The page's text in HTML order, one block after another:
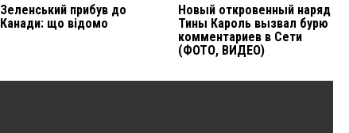
Зеленський прибув до
Канади: що відомо
Новый откровенный наряд
Тины Кароль вызвал бурю
комментариев в Сети
(ФОТО, ВИДЕО)